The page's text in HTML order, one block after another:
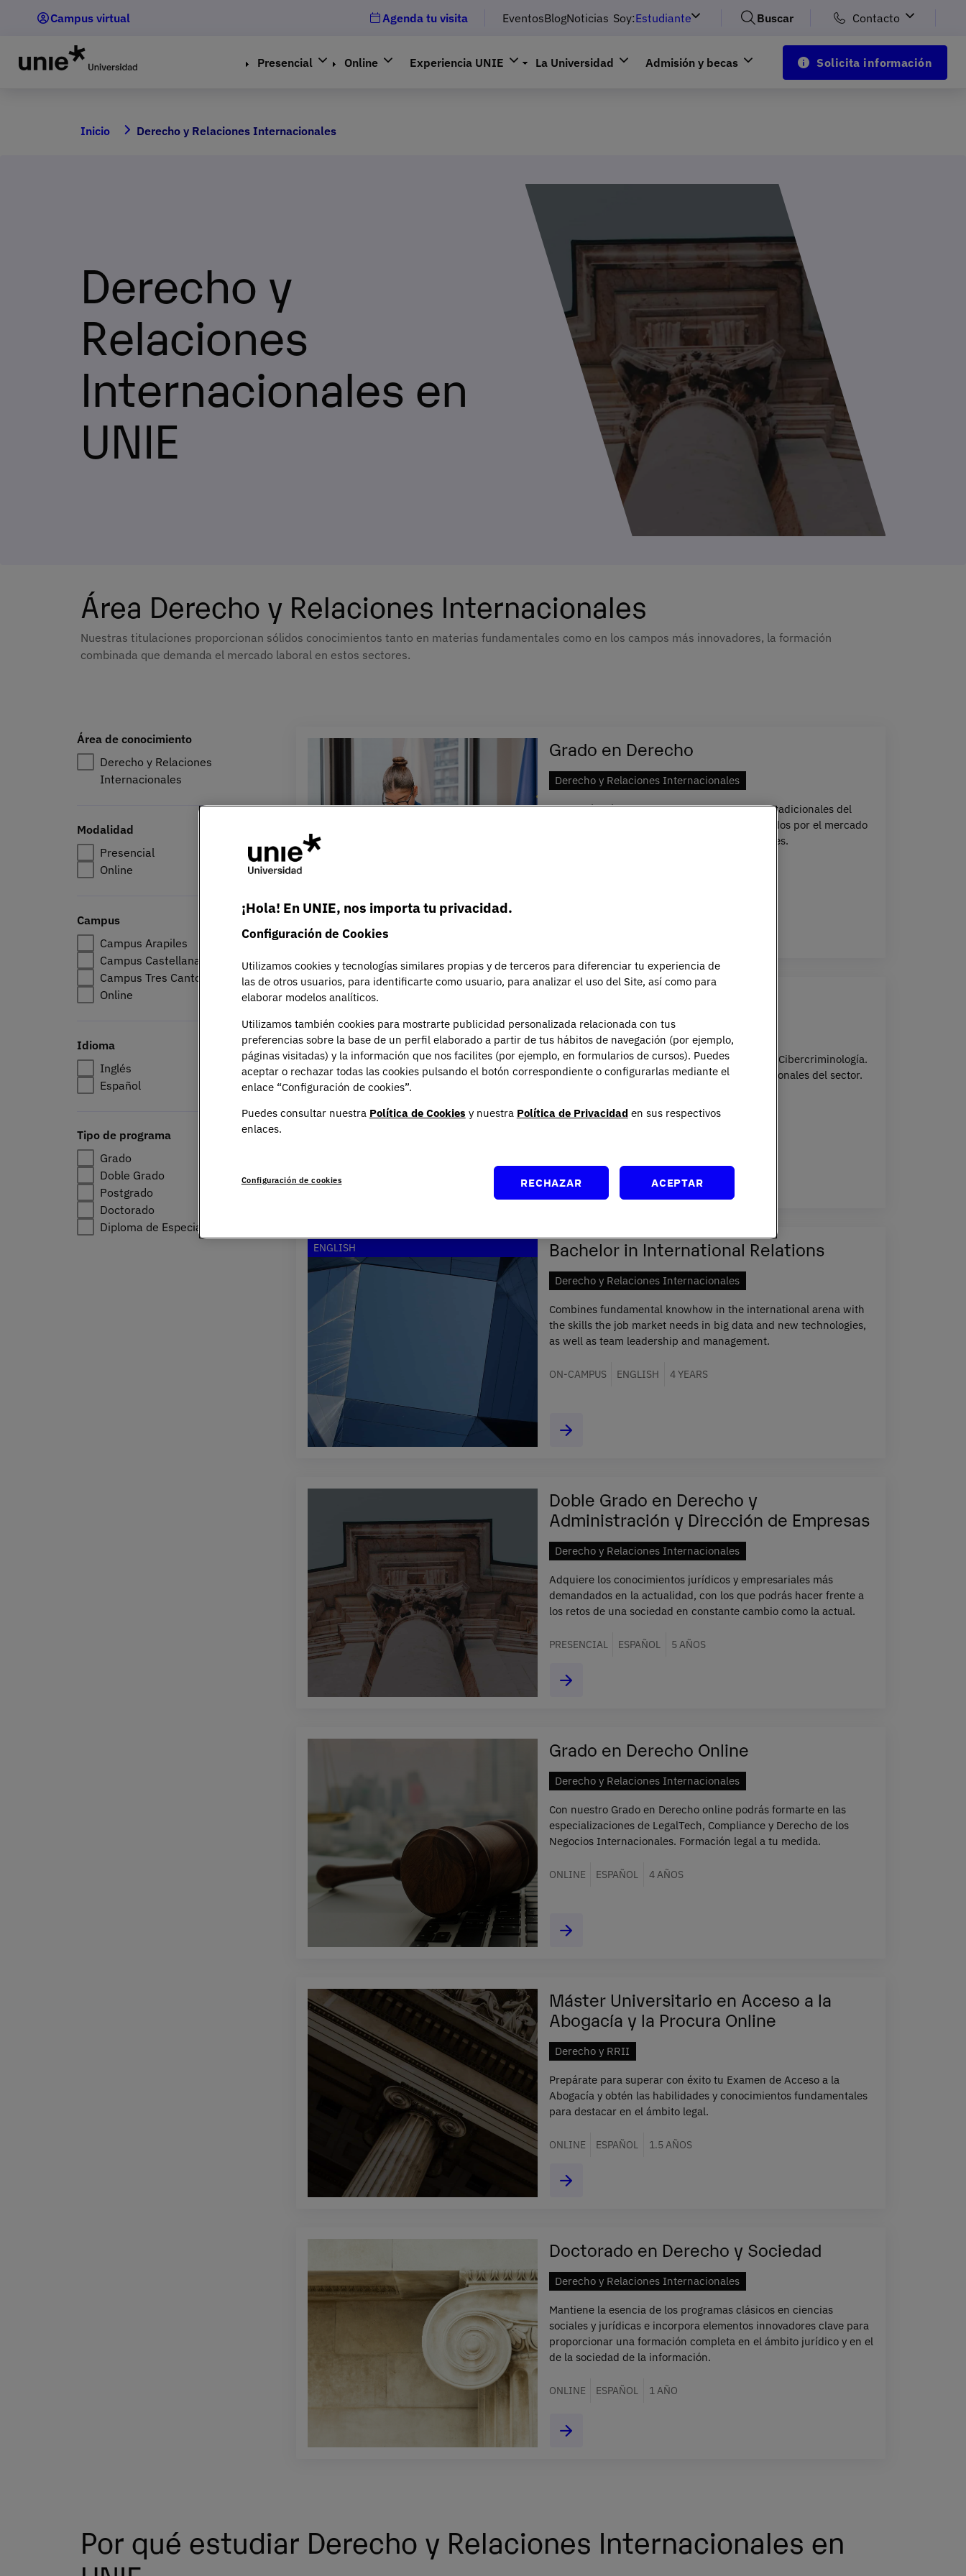
principal
Campus virtual Agenda tu visita EventosBlogNoticias Soy:Estudiante Buscar Contacto
Presencial Online Experiencia UNIE La Universidad Admisión y becas Solicita información
Inicio Derecho y Relaciones Internacionales
Derecho y
Relaciones
Internacionales en
UNIE
Área Derecho y Relaciones Internacionales
Nuestras titulaciones proporcionan sólidos conocimientos tanto en materias fundamentales como en los campos más innovadores, la formación
combinada que demanda el mercado laboral en estos sectores.
Área de conocimiento
Derecho y Relaciones
Internacionales
Modalidad
Presencial
Online
Campus
Campus Arapiles
Campus Castellana
Campus Tres Cantos
Online
Idioma
Inglés
Español
Tipo de programa
Grado
Doble Grado
Postgrado
Doctorado
Diploma de Especialización
Grado en Derecho
Derecho y Relaciones Internacionales
Formación sólida y excelente en las materias tradicionales del
Derecho, así como en el campo más demandados por el mercado
laboral: Derecho de los negocios internacionales.
Derecho y Relaciones Internacionales
El único grado donde podrás especializarte en Cibercriminología.
Fórmate en los perfiles con más salidas profesionales del sector.
PRESENCIAL ESPAÑOL 4 AÑOS
ENGLISH Bachelor in International Relations
Derecho y Relaciones Internacionales
Combines fundamental knowhow in the international arena with
the skills the job market needs in big data and new technologies,
as well as team leadership and management.
ON-CAMPUS ENGLISH 4 YEARS
Doble Grado en Derecho y
Administración y Dirección de Empresas
Derecho y Relaciones Internacionales
Adquiere los conocimientos jurídicos y empresariales más
demandados en la actualidad, con los que podrás hacer frente a
los retos de una sociedad en constante cambio como la actual.
PRESENCIAL ESPAÑOL 5 AÑOS
Grado en Derecho Online
Derecho y Relaciones Internacionales
Con nuestro Grado en Derecho online podrás formarte en las
especializaciones de LegalTech, Compliance y Derecho de los
Negocios Internacionales. Formación legal a tu medida.
ONLINE ESPAÑOL 4 AÑOS
Máster Universitario en Acceso a la
Abogacía y la Procura Online
Derecho y RRII
Prepárate para superar con éxito tu Examen de Acceso a la
Abogacía y obtén las habilidades y conocimientos fundamentales
para destacar en el ámbito legal.
ONLINE ESPAÑOL 1.5 AÑOS
Doctorado en Derecho y Sociedad
Derecho y Relaciones Internacionales
Mantiene la esencia de los programas clásicos en ciencias
sociales y jurídicas e incorpora elementos innovadores clave para
proporcionar una formación completa en el ámbito jurídico y en el
de la sociedad de la información.
ONLINE ESPAÑOL 1 AÑO
Por qué estudiar Derecho y Relaciones Internacionales en
¡Hola! En UNIE, nos importa tu privacidad.
Configuración de Cookies
Utilizamos cookies y tecnologías similares propias y de terceros para diferenciar tu experiencia de
las de otros usuarios, para identificarte como usuario, para analizar el uso del Site, así como para
elaborar modelos analíticos.
Utilizamos también cookies para mostrarte publicidad personalizada relacionada con tus
preferencias sobre la base de un perfil elaborado a partir de tus hábitos de navegación (por ejemplo,
páginas visitadas) y la información que nos facilites (por ejemplo, en formularios de cursos). Puedes
aceptar o rechazar todas las cookies pulsando el botón correspondiente o configurarlas mediante el
enlace “Configuración de cookies”.
Puedes consultar nuestra Política de Cookies y nuestra Política de Privacidad en sus respectivos
enlaces.
Configuración de cookies RECHAZAR ACEPTAR